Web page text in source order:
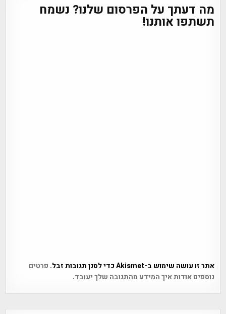
מה דעתך על הפרסום שלנו? נשמח
תשתפו אותנו!
אתר זו עושה שימוש ב-Akismet כדי לסנן תגובות זבל.
פרטים
נוספים אודות איך המידע מהתגובה שלך יעובד.